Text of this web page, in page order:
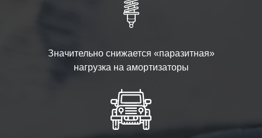
Значительно снижается «паразитная»
нагрузка на амортизаторы